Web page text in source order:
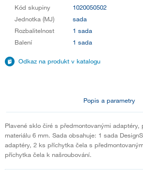
Kód skupiny
1020050502
Jednotka (MJ)
sada
Rozbalitelnost
1 sada
Balení
1 sada
Odkaz na produkt v katalogu
Popis a parametry
Plavené sklo čiré s předmontovanými adaptéry,
materiálu 6 mm. Sada obsahuje: 1 sada
adaptéry, 2 ks příchytka čela s
příchytka čela k našroubování.